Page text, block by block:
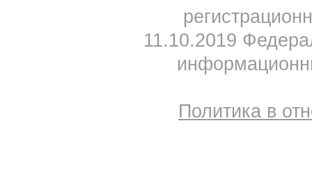
11.10.2019
Политика в